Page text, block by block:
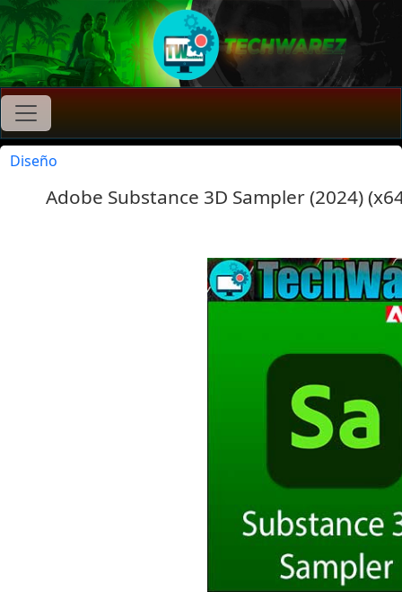
Diseño
Adobe Substance 3D Sampler (2024)